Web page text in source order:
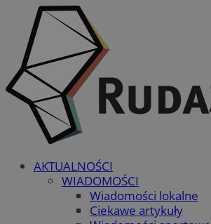
AKTUALNOŚCI
WIADOMOŚCI
Wiadomości lokalne
Ciekawe artykuły